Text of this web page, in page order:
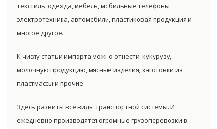
текстиль, одежда, мебель, мобильные телефоны,
электротехника, автомобили, пластиковая продукция и
многое другое.
К числу статьи импорта можно отнести: кукурузу,
молочную продукцию, мясные изделия, заготовки из
пластмассы и прочие.
Здесь развиты все виды транспортной системы. И
ежедневно производятся огромные грузоперевозки в